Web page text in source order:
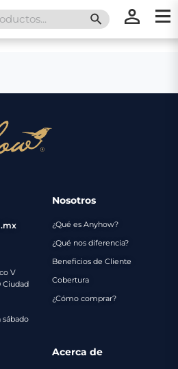
SEARCH
V
Ciudad
sábado
Nosotros
¿Qué es Anyhow?
¿Qué nos diferencia?
Beneficios de Cliente
Cobertura
¿Cómo comprar?
Acerca de